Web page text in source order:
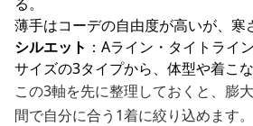
薄手はコーデの自由度が高いが、寒
シルエット ：Aライン・タイトライ
サイズの3タイプから、体型や着こ
この3軸を先に整理しておくと、膨
間で自分に合う1着に絞り込めます。